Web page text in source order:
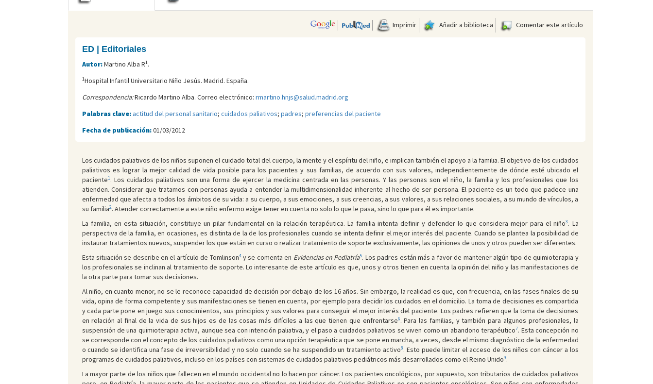
Imprimir Añadir a biblioteca Comentar este artículo
ED | Editoriales
Autor:Martino Alba R1.
1Hospital Infantil Universitario Niño Jesús. Madrid. España.
Correspondencia:Ricardo Martino Alba. Correo electrónico: rmartino.hnjs@salud.madrid.org
Palabras clave:actitud del personal sanitario; cuidados paliativos; padres; preferencias del paciente
Fecha de publicación:01/03/2012
Los cuidados paliativos de los niños suponen el cuidado total del cuerpo, la mente y el espíritu del niño, e implican también el apoyo a la familia. El objetivo de los cuidados
paliativos es lograr la mejor calidad de vida posible para los pacientes y sus familias, de acuerdo con sus valores, independientemente de dónde esté ubicado el
paciente1. Los cuidados paliativos son una forma de ejercer la medicina centrada en las personas. Y las personas son el niño, la familia y los profesionales que los
atienden. Considerar que tratamos con personas ayuda a entender la multidimensionalidad inherente al hecho de ser persona. El paciente es un todo que padece una
enfermedad que afecta a todos los ámbitos de su vida: a su cuerpo, a sus emociones, a sus creencias, a sus valores, a sus relaciones sociales, a su mundo de vínculos, a
su familia2. Atender correctamente a este niño enfermo exige tener en cuenta no solo lo que le pasa, sino lo que para él es importante.
La familia, en esta situación, constituye un pilar fundamental en la relación terapéutica. La familia intenta definir y defender lo que considera mejor para el niño3. La
perspectiva de la familia, en ocasiones, es distinta de la de los profesionales cuando se intenta definir el mejor interés del paciente. Cuando se plantea la posibilidad de
instaurar tratamientos nuevos, suspender los que están en curso o realizar tratamiento de soporte exclusivamente, las opiniones de unos y otros pueden ser diferentes.
Esta situación se describe en el artículo de Tomlinson4y se comenta en Evidencias en Pediatría5. Los padres están más a favor de mantener algún tipo de quimioterapia y
los profesionales se inclinan al tratamiento de soporte. Lo interesante de este artículo es que, unos y otros tienen en cuenta la opinión del niño y las manifestaciones de
la otra parte para tomar sus decisiones.
Al niño, en cuanto menor, no se le reconoce capacidad de decisión por debajo de los 16 años. Sin embargo, la realidad es que, con frecuencia, en las fases finales de su
vida, opina de forma competente y sus manifestaciones se tienen en cuenta, por ejemplo para decidir los cuidados en el domicilio. La toma de decisiones es compartida
y cada parte pone en juego sus conocimientos, sus principios y sus valores para conseguir el mejor interés del paciente. Los padres refieren que la toma de decisiones
en relación al final de la vida de sus hijos es de las cosas más difíciles a las que tienen que enfrentarse6. Para las familias, y también para algunos profesionales, la
suspensión de una quimioterapia activa, aunque sea con intención paliativa, y el paso a cuidados paliativos se viven como un abandono terapéutico7. Esta concepción no
se corresponde con el concepto de los cuidados paliativos como una opción terapéutica que se pone en marcha, a veces, desde el mismo diagnóstico de la enfermedad
o cuando se identifica una fase de irreversibilidad y no solo cuando se ha suspendido un tratamiento activo8. Esto puede limitar el acceso de los niños con cáncer a los
programas de cuidados paliativos, incluso en los países con sistemas de cuidados paliativos pediátricos más desarrollados como el Reino Unido9.
La mayor parte de los niños que fallecen en el mundo occidental no lo hacen por cáncer. Los pacientes oncológicos, por supuesto, son tributarios de cuidados paliativos